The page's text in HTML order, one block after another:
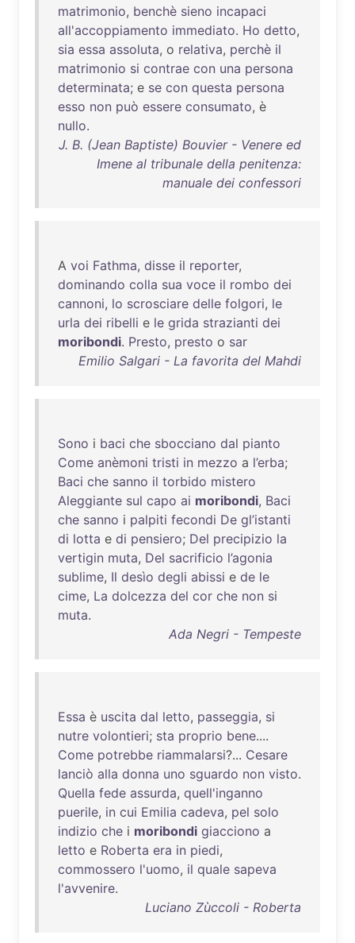
matrimonio, benchè sieno incapaci
all'accoppiamento immediato. Ho detto,
sia essa assoluta, o relativa, perchè il
matrimonio si contrae con una persona
determinata; e se con questa persona
esso non può essere consumato, è
nullo.
J. B. (Jean Baptiste) Bouvier - Venere ed
Imene al tribunale della penitenza:
manuale dei confessori
A voi Fathma, disse il reporter,
dominando colla sua voce il rombo dei
cannoni, lo scrosciare delle folgori, le
urla dei ribelli e le grida strazianti dei
moribondi. Presto, presto o sar
Emilio Salgari - La favorita del Mahdi
Sono i baci che sbocciano dal pianto
Come anèmoni tristi in mezzo a l’erba;
Baci che sanno il torbido mistero
Aleggiante sul capo ai moribondi, Baci
che sanno i palpiti fecondi De gl’istanti
di lotta e di pensiero; Del precipizio la
vertigin muta, Del sacrificio l’agonia
sublime, Il desìo degli abissi e de le
cime, La dolcezza del cor che non si
muta.
Ada Negri - Tempeste
Essa è uscita dal letto, passeggia, si
nutre volontieri; sta proprio bene....
Come potrebbe riammalarsi?... Cesare
lanciò alla donna uno sguardo non visto.
Quella fede assurda, quell'inganno
puerile, in cui Emilia cadeva, pel solo
indizio che i moribondi giacciono a
letto e Roberta era in piedi,
commossero l'uomo, il quale sapeva
l'avvenire.
Luciano Zùccoli - Roberta